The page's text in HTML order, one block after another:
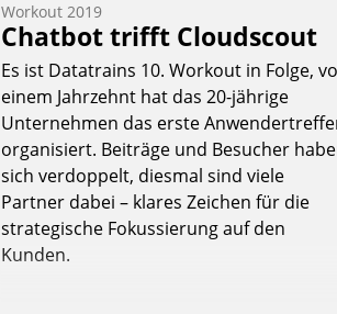
Softwareentwicklungshaus Datatrain.
Andreas Lerchner
Workout 2019
Chatbot trifft Cloudscout
Es ist Datatrains 10. Workout in Folge,
einem Jahrzehnt hat das 20-jährige
Unternehmen das erste
organisiert. Beiträge und Besucher
sich verdoppelt, diesmal sind viele
Partner dabei – klares Zeichen für die
strategische Fokussierung auf den
Kunden.